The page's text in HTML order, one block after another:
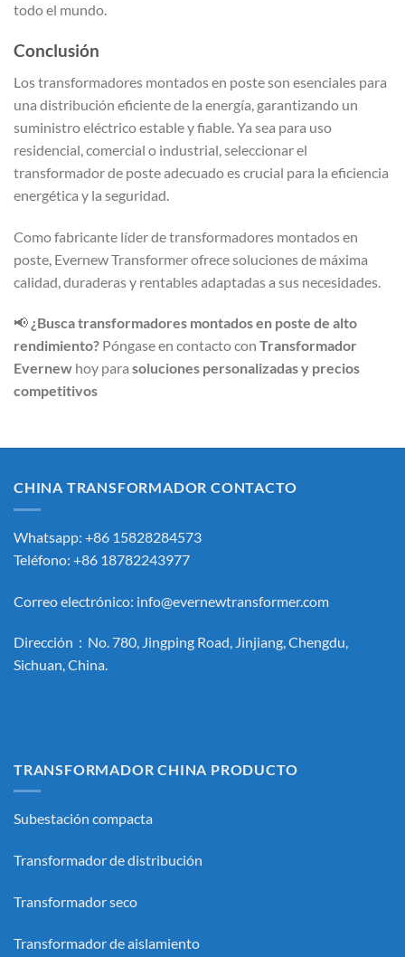
todo el mundo.
Conclusión
Los transformadores montados en poste son esenciales para
una distribución eficiente de la energía, garantizando un
suministro eléctrico estable y fiable. Ya sea para uso
residencial, comercial o industrial, seleccionar el
transformador de poste adecuado es crucial para la eficiencia
energética y la seguridad.
Como fabricante líder de transformadores montados en
poste, Evernew Transformer ofrece soluciones de máxima
calidad, duraderas y rentables adaptadas a sus necesidades.
📢 ¿Busca transformadores montados en poste de alto
rendimiento? Póngase en contacto con Transformador
Evernew hoy para soluciones personalizadas y precios
competitivos
CHINA TRANSFORMADOR CONTACTO
Whatsapp: +86 15828284573
Teléfono: +86 18782243977
Correo electrónico: info@evernewtransformer.com
Dirección：No. 780, Jingping Road, Jinjiang, Chengdu,
Sichuan, China.
TRANSFORMADOR CHINA PRODUCTO
Subestación compacta
Transformador de distribución
Transformador seco
Transformador de aislamiento